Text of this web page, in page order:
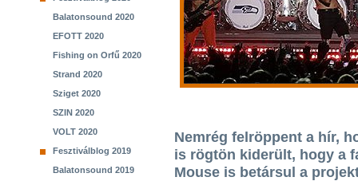
Balatonsound 2020
EFOTT 2020
Fishing on Orfű 2020
Strand 2020
Sziget 2020
SZIN 2020
VOLT 2020
Fesztiválblog 2019
Balatonsound 2019
Nemrég felröppent a hír,
is rögtön kiderült, hogy a
Mouse is betársul a